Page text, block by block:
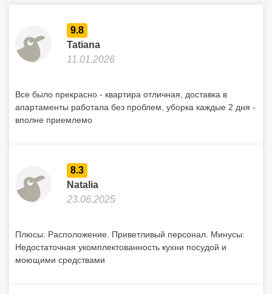
9.8
Tatiana
11.01.2026
Все было прекрасно - квартира отличная, доставка в
апартаменты работала без проблем, уборка каждые 2 дня -
вполне приемлемо
8.3
Natalia
23.06.2025
Плюсы: Расположение. Приветливый персонал. Минусы:
Недостаточная укомплектованность кухни посудой и
моющими средствами